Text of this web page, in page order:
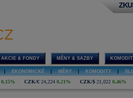
AKCIE & FONDY MĚNY & SAZBY
EKONOMICKÉ MĚNY KOMODITY
0,15% CZK/€ 24,224 0,21% CZK/$ 21,022 0,46%